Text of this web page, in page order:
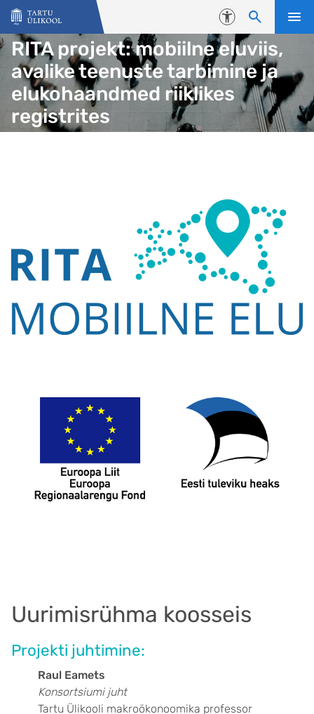
Liigu edasi põhisisu juurde
Juurdepääsetavus
RITA projekt: mobiilne eluviis,
avalike teenuste tarbimine ja
elukohaandmed riiklikes
registrites
Uurimisrühma koosseis
Projekti juhtimine:
Raul Eamets
Konsortsiumi juht
Tartu Ülikooli makroökonoomika professor